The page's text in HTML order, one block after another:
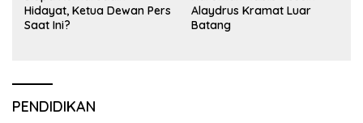
Hidayat, Ketua Dewan Pers
Saat Ini?
Alaydrus Kramat Luar
Batang
PENDIDIKAN